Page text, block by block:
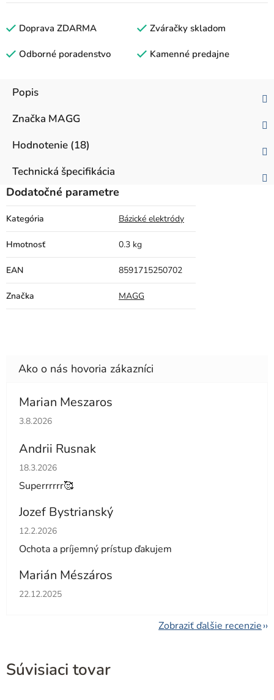
Doprava ZDARMA Zváračky skladom
Odborné poradenstvo Kamenné predajne
Popis
Značka MAGG
Hodnotenie (18)
Technická špecifikácia
Dodatočné parametre
Kategória Bázické elektródy
Hmotnosť 0.3 kg
EAN 8591715250702
Značka MAGG
Marian Meszaros
Hodnotenie obchodu je 5 z 5 hviezdičiek.
3.8.2026
Andrii Rusnak
Hodnotenie obchodu je 5 z 5 hviezdičiek.
18.3.2026
Superrrrrr🥰
Jozef Bystrianský
Hodnotenie obchodu je 5 z 5 hviezdičiek.
12.2.2026
Ochota a príjemný prístup ďakujem
Marián Mészáros
Hodnotenie obchodu je 5 z 5 hviezdičiek.
22.12.2025
Zobraziť ďalšie recenzie
Súvisiaci tovar